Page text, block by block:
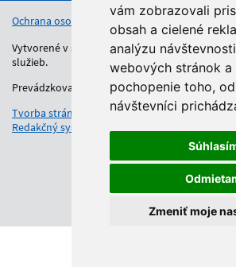
vám zobrazovali
obsah a cielené
analýzu
webových stránok a
pochopenie toho,
návštevníci
Zmeniť moje
Ochrana osobných údajov Vyhlásenie o
Vytvorené v súlade s Jednotným dizajn
služieb.
Prevádzkovateľom služby je Regionálny úrad
Tvorba stránok
: Aglo Solutions
Redakčný systém